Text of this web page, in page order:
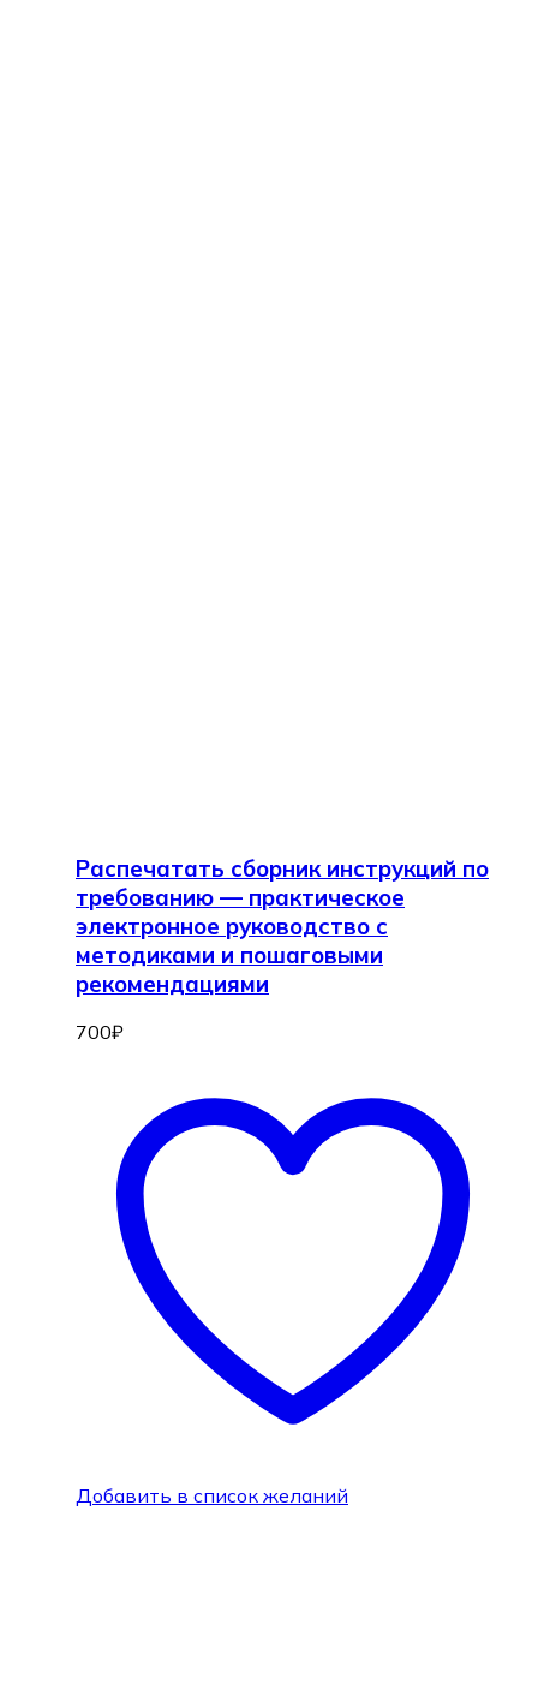
Распечатать сборник инструкций по
требованию — практическое
электронное руководство с
методиками и пошаговыми
рекомендациями
700₽
Добавить в список желаний